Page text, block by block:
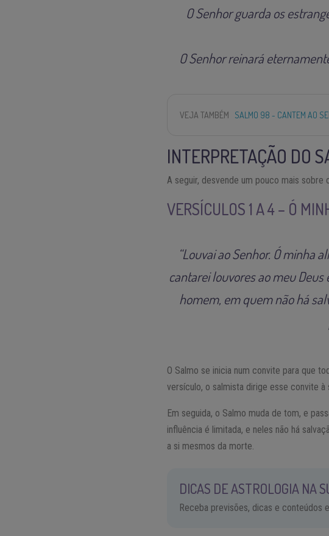
O Senhor guarda os
O Senhor reinará
VEJA TAMBÉM SALMO 98 - CANTEM AO
INTERPRETAÇÃO DO
A seguir, desvende um pouco mais
VERSÍCULOS 1 A 4 – Ó
“Louvai ao Senhor. Ó minha
cantarei louvores ao meu
homem, em quem não há
O Salmo se inicia num convite para que
versículo, o salmista dirige esse convite à
Em seguida, o Salmo muda de tom, e
influência é limitada, e neles não há
a si mesmos da morte.
DICAS DE ASTROLOGIA NA
Receba previsões, dicas e conteúdos